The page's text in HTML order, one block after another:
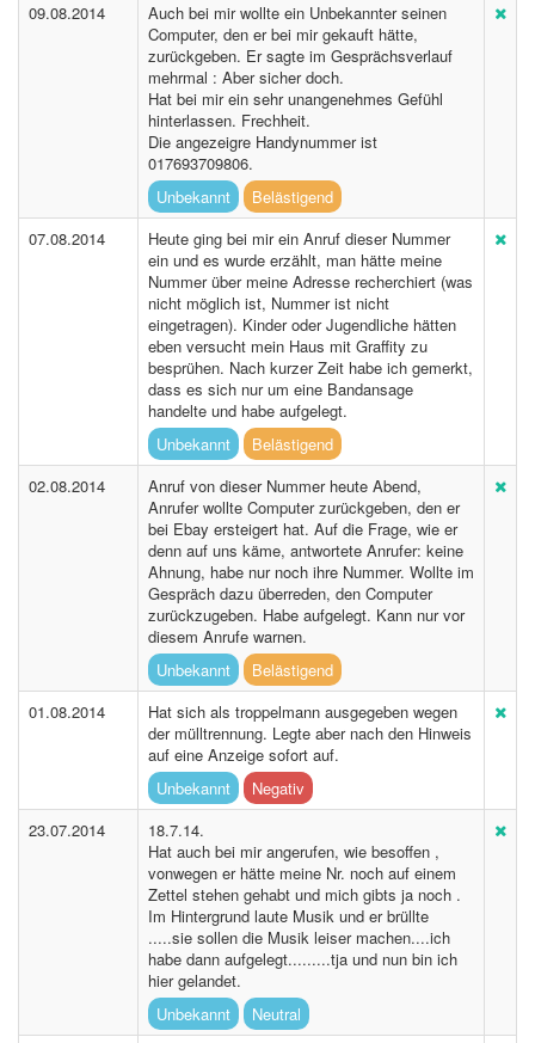
09.08.2014
Auch bei mir wollte ein Unbekannter seinen
Computer, den er bei mir gekauft hätte,
zurückgeben. Er sagte im Gesprächsverlauf
mehrmal : Aber sicher doch.
Hat bei mir ein sehr unangenehmes Gefühl
hinterlassen. Frechheit.
Die angezeigre Handynummer ist
017693709806.
Unbekannt
Belästigend
07.08.2014
Heute ging bei mir ein Anruf dieser Nummer
ein und es wurde erzählt, man hätte meine
Nummer über meine Adresse recherchiert (was
nicht möglich ist, Nummer ist nicht
eingetragen). Kinder oder Jugendliche hätten
eben versucht mein Haus mit Graffity zu
besprühen. Nach kurzer Zeit habe ich gemerkt,
dass es sich nur um eine Bandansage
handelte und habe aufgelegt.
Unbekannt
Belästigend
02.08.2014
Anruf von dieser Nummer heute Abend,
Anrufer wollte Computer zurückgeben, den er
bei Ebay ersteigert hat. Auf die Frage, wie er
denn auf uns käme, antwortete Anrufer: keine
Ahnung, habe nur noch ihre Nummer. Wollte im
Gespräch dazu überreden, den Computer
zurückzugeben. Habe aufgelegt. Kann nur vor
diesem Anrufe warnen.
Unbekannt
Belästigend
01.08.2014
Hat sich als troppelmann ausgegeben wegen
der mülltrennung. Legte aber nach den Hinweis
auf eine Anzeige sofort auf.
Unbekannt
Negativ
23.07.2014
18.7.14.
Hat auch bei mir angerufen, wie besoffen ,
vonwegen er hätte meine Nr. noch auf einem
Zettel stehen gehabt und mich gibts ja noch .
Im Hintergrund laute Musik und er brüllte
.....sie sollen die Musik leiser machen....ich
habe dann aufgelegt.........tja und nun bin ich
hier gelandet.
Unbekannt
Neutral